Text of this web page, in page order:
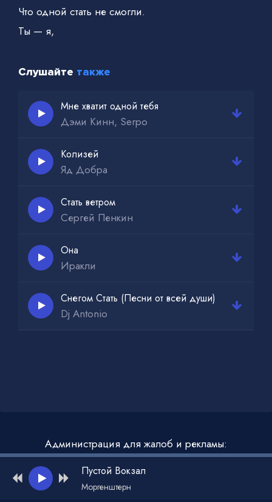
Что одной стать не смогли.
Ты — я,
Слушайте также
Мне хватит одной тебя
Дэми Кинн, Serpo
Колизей
Яд Добра
Стать ветром
Сергей Пенкин
Она
Иракли
Снегом Стать (Песни от всей души)
Dj Antonio
Администрация для жалоб и рекламы:
admin@muzdark.net
Пустой Вокзал
Моргенштерн